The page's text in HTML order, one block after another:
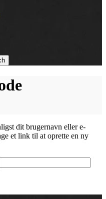
dit brugernavn eller e-
et link til at oprette en ny